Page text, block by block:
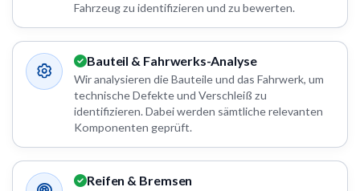
Fahrzeug zu identifizieren und zu bewerten.
Bauteil & Fahrwerks-Analyse
Wir analysieren die Bauteile und das Fahrwerk, um
technische Defekte und Verschleiß zu
identifizieren. Dabei werden sämtliche relevanten
Komponenten geprüft.
Reifen & Bremsen